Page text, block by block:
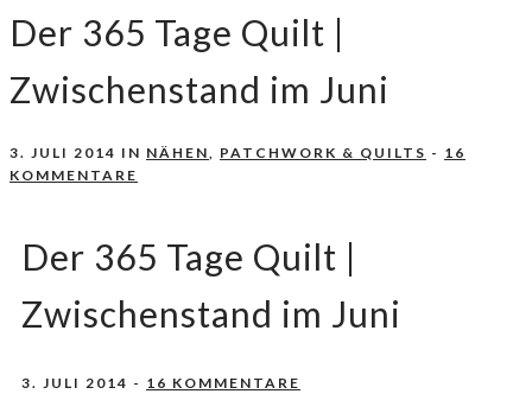
Der 365 Tage Quilt |
Zwischenstand im Juni
3. JULI 2014 IN NÄHEN, PATCHWORK & QUILTS - 16
KOMMENTARE
Der 365 Tage Quilt |
Zwischenstand im Juni
3. JULI 2014 - 16 KOMMENTARE